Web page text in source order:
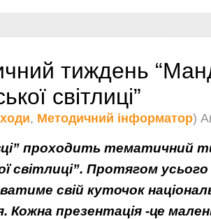
тиждень
світлиці”
, Методичний інформатор)
проходить тематичний
світлиці”. Протягом
свій куточок
Кожна презентація -це